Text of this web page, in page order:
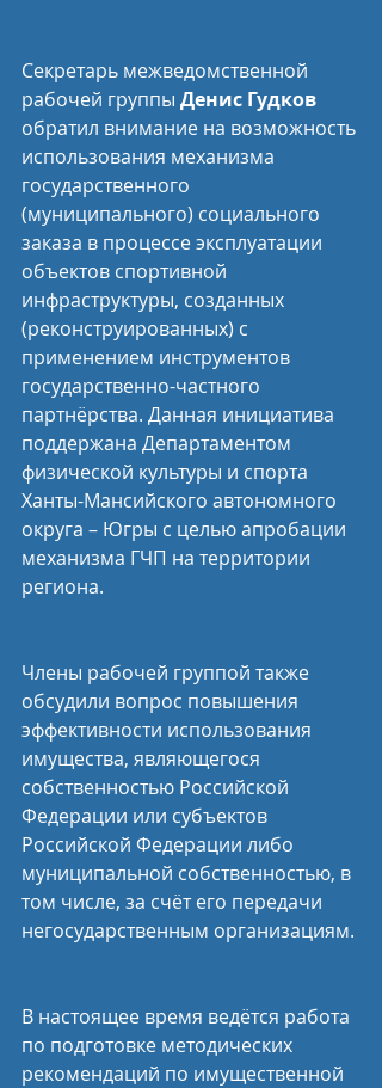
Секретарь межведомственной
рабочей группы Денис Гудков
обратил внимание на возможность
использования механизма
государственного
(муниципального) социального
заказа в процессе эксплуатации
объектов спортивной
инфраструктуры, созданных
(реконструированных) с
применением инструментов
государственно-частного
партнёрства. Данная инициатива
поддержана Департаментом
физической культуры и спорта
Ханты-Мансийского автономного
округа – Югры с целью апробации
механизма ГЧП на территории
региона.
Члены рабочей группой также
обсудили вопрос повышения
эффективности использования
имущества, являющегося
собственностью Российской
Федерации или субъектов
Российской Федерации либо
муниципальной собственностью, в
том числе, за счёт его передачи
негосударственным организациям.
В настоящее время ведётся работа
по подготовке методических
рекомендаций по имущественной